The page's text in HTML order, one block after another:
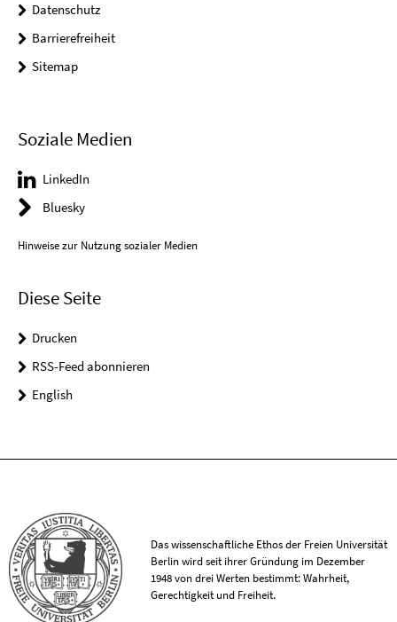
Datenschutz
Barrierefreiheit
Sitemap
Soziale Medien
LinkedIn
Bluesky
Hinweise zur Nutzung sozialer Medien
Diese Seite
Drucken
RSS-Feed abonnieren
English
Das wissenschaftliche Ethos der Freien Universität
Berlin wird seit ihrer Gründung im Dezember
1948 von drei Werten bestimmt: Wahrheit,
Gerechtigkeit und Freiheit.